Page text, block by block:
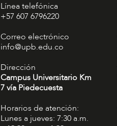
Línea telefónica
+57 607 6796220
Correo electrónico
info@upb.edu.co
Dirección
Campus Universitario Km
7 vía Piedecuesta
Horarios de atención:
Lunes a jueves: 7:30 a.m.